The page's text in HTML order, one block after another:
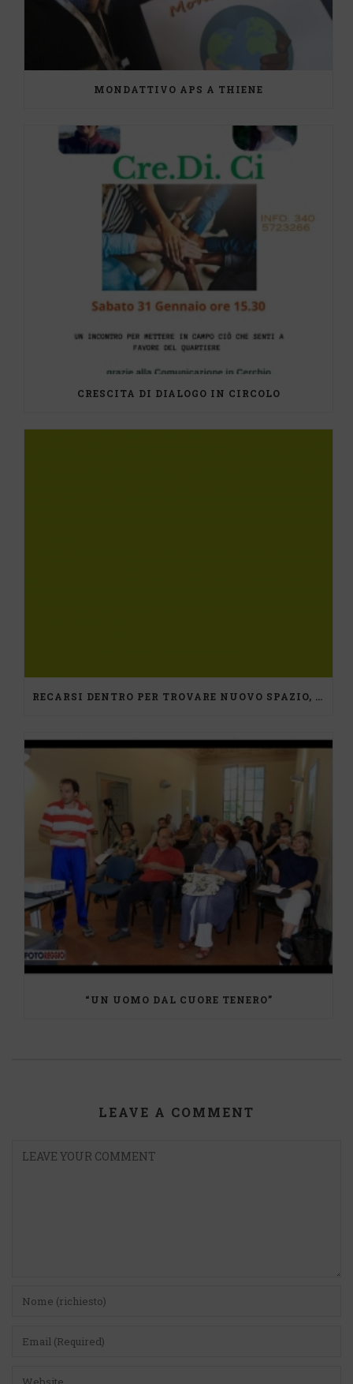
MONDATTIVO APS A THIENE
CRESCITA DI DIALOGO IN CIRCOLO
RECARSI DENTRO PER TROVARE NUOVO SPAZIO, UN PERCORSO DI MEDIAZIONE
“UN UOMO DAL CUORE TENERO”
LEAVE A COMMENT